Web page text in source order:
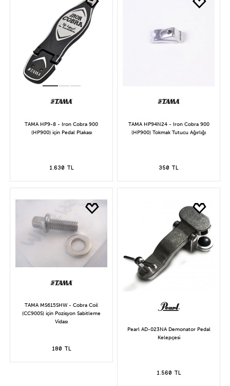
TAMA HP9-8 - Iron Cobra 900
(HP900) için Pedal Plakası
1.630 TL
TAMA HP94N24 - Iron Cobra 900
(HP900) Tokmak Tutucu Ağırlığı
350 TL
TAMA MS615SHW - Cobra Coil
(CC900S) için Pozisyon Sabitleme
Vidası
180 TL
Pearl AD-023NA Demonator Pedal
Kelepçesi
1.560 TL